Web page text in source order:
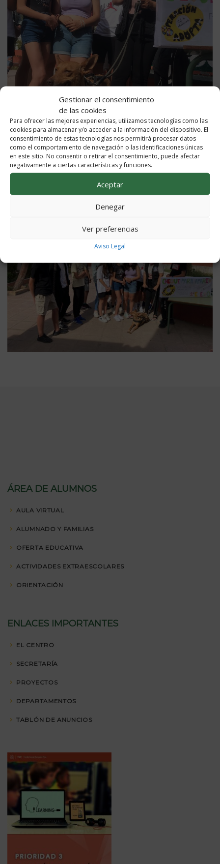
Gestionar el consentimiento
de las cookies
Para ofrecer las mejores experiencias, utilizamos tecnologías como las
cookies para almacenar y/o acceder a la información del dispositivo. El
consentimiento de estas tecnologías nos permitirá procesar datos
como el comportamiento de navegación o las identificaciones únicas
en este sitio. No consentir o retirar el consentimiento, puede afectar
negativamente a ciertas características y funciones.
Aceptar
Denegar
Ver preferencias
Aviso Legal
ÁREA DE ALUMNOS
AULA VIRTUAL
ALUMNADO Y FAMILIAS
OFERTA EDUCATIVA
ACTIVIDADES EXTRAESCOLARES
ORIENTACIÓN
ENLACES IMPORTANTES
EL CENTRO
SECRETARÍA
PROYECTOS
DEPARTAMENTOS
TABLÓN DE ANUNCIOS